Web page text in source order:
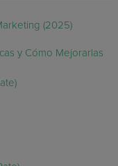
(2025)
y Cómo Mejorarlas